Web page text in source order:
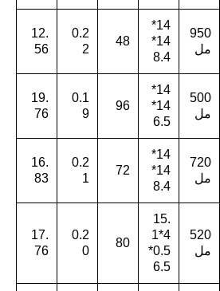
950
مل
14*
14*
8.4
48
0.2
2
12.
56
500
مل
14*
14*
6.5
96
0.1
9
19.
76
720
مل
14*
14*
8.4
72
0.2
1
16.
83
520
مل
15.
4*1
0.5*
6.5
80
0.2
0
17.
76